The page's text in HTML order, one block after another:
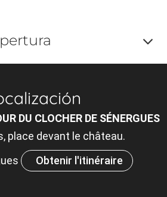
DU CLOCHER DE SÉNERGUES
place devant le château.
Obtenir l'itinéraire